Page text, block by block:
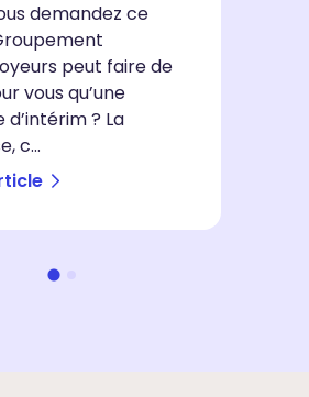
demandez ce
peut faire de
vous qu’une
d’intérim ? La
c...